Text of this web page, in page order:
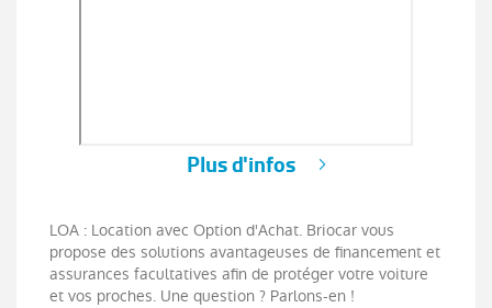
Plus d'infos
LOA : Location avec Option d'Achat. Briocar vous
propose des solutions avantageuses de financement et
assurances facultatives afin de protéger votre voiture
et vos proches. Une question ? Parlons-en !